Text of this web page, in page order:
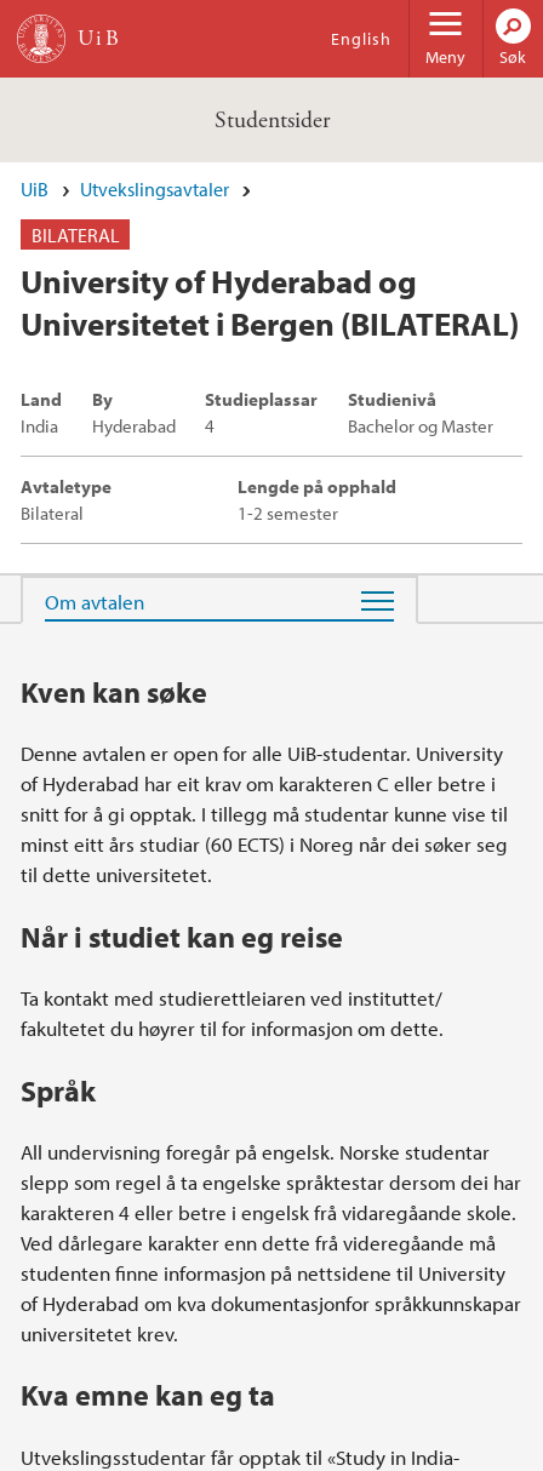
Hopp til hovedinnhold
Meny
English
Søk
Studentsider
UiB
Utvekslingsavtaler
BILATERAL
University of Hyderabad og
Universitetet i Bergen (BILATERAL)
Land
India
By
Hyderabad
Studieplassar
4
Studienivå
Bachelor og Master
Avtaletype
Bilateral
Lengde på opphald
1-2 semester
Hovedinnhold
Kven kan søke
Denne avtalen er open for alle UiB-studentar. University
of Hyderabad har eit krav om karakteren C eller betre i
snitt for å gi opptak. I tillegg må studentar kunne vise til
minst eitt års studiar (60 ECTS) i Noreg når dei søker seg
til dette universitetet.
Når i studiet kan eg reise
Ta kontakt med studierettleiaren ved instituttet/
fakultetet du høyrer til for informasjon om dette.
Språk
All undervisning foregår på engelsk. Norske studentar
slepp som regel å ta engelske språktestar dersom dei har
karakteren 4 eller betre i engelsk frå vidaregåande skole.
Ved dårlegare karakter enn dette frå videregåande må
studenten finne informasjon på nettsidene til University
of Hyderabad om kva dokumentasjonfor språkkunnskapar
universitetet krev.
Kva emne kan eg ta
Utvekslingsstudentar får opptak til «Study in India-